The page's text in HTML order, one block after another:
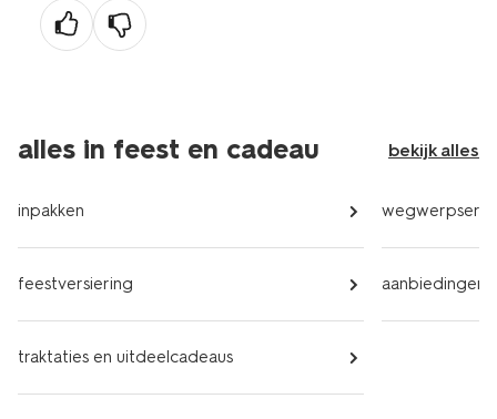
alles in feest en cadeau bekijk alles
inpakken
feestversiering
traktaties en uitdeelcadeaus
aanbiedingen